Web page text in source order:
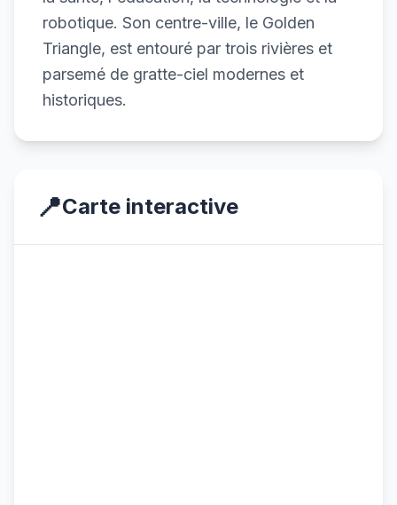
robotique. Son centre-ville, le Golden
Triangle, est entouré par trois rivières et
parsemé de gratte-ciel modernes et
historiques.
📍Carte interactive